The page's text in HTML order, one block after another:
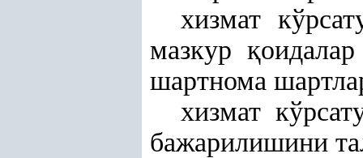
хизмат
мазкур қ
шартнома
хизмат
бажарилишини